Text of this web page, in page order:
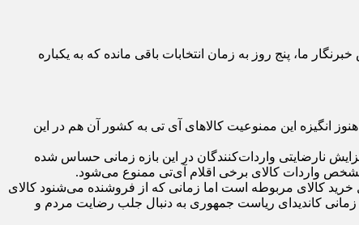
ما، پنج روز به زمان انتخابات باقی مانده که به یکباره
انگیزه این ممنوعیت کالاهای آی تی به کشور آن هم در این
نارضایتی واردات‌کنندگان در این بازه زمانی حساس شده
واردات کالای برخی اقلام آی‌تی ممنوع می‌شود.
کالای مربوطه است اما زمانی که از فروشنده می‌شنود کالای
کاندیدای ریاست جمهوری به دنبال جلب رضایت مردم و